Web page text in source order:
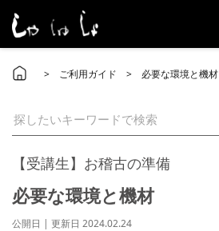
> ご利用ガイド > 必要な環境と機材
【受講生】お稽古の準備
必要な環境と機材
公開日 | 更新日 2024.02.24